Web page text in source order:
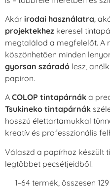
Akár irodai használatra,
projektekhez keresel
megtalálod a megfelelőt. A
köszönhetően minden
gyorsan száradó lesz,
papíron.
A COLOP tintapárnák a
Tsukineko tintapárnák
hosszú élettartamukkal
kreatív és professzionális
Válaszd a papírhoz készült
legtöbbet pecsétjeidből!
1–64 termék, összesen